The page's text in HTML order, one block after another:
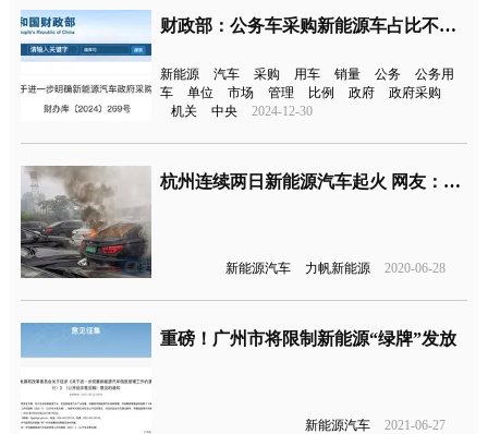
财政部：公务车采购新能源车占比不低于30%
新能源 汽车 采购 用车 销量 公务
公务用
车
单位 市场 管理 比例 政府
政府采购
机关
中央 2024-12-30
杭州连续两日新能源汽车起火 网友：预示新能源发展红红火火
新能源汽车 力帆新能源 2020-06-28
重磅！广州市将限制新能源“绿牌”发放
新能源汽车 2021-06-27